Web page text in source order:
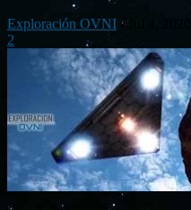
Exploración OVNI -
2